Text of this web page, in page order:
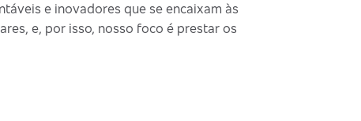
e inovadores que se encaixam às
e, por isso, nosso foco é prestar os